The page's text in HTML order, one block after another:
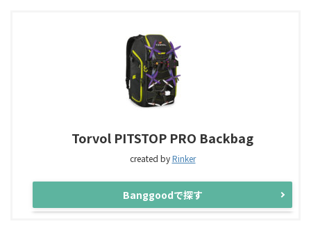
Torvol PITSTOP PRO Backbag
created byRinker
Banggoodで探す